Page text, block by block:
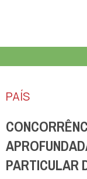
PAÍS
PARTICULAR